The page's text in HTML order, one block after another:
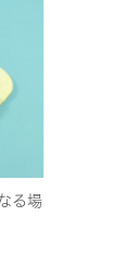
る場